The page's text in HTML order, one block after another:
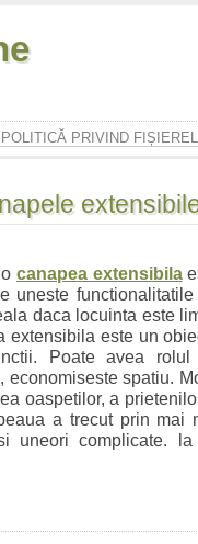
POLITICĂ PRIVIND
ocanapea extensibila
uneste
daca locuinta este
extensibila este un
Poate avea rolul
spatiu.
oaspetilor, a
a trecut prin mai
uneori complicate. la